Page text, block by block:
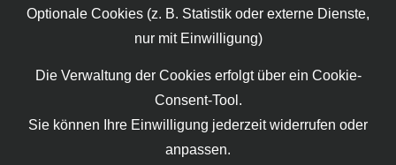
Optionale Cookies (z. B. Statistik oder externe Dienste,
nur mit Einwilligung)
Die Verwaltung der Cookies erfolgt über ein Cookie-
Consent-Tool.
Sie können Ihre Einwilligung jederzeit widerrufen oder
anpassen.